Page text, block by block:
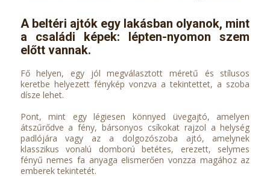
A beltéri ajtók egy lakásban olyanok, mint
a családi képek: lépten-nyomon szem
előtt vannak.
Fő helyen, egy jól megválasztott méretű és stílusos
keretbe helyezett fénykép vonzva a tekintettet, a szoba
dísze lehet.
Pont, mint egy légiesen könnyed üvegajtó, amelyen
átszűrődve a fény, bársonyos csíkokat rajzol a helység
padlójára vagy az a dolgozószoba ajtó, amelynek
klasszikus vonalú domború betétes, erezett, selymes
fényű nemes fa anyaga elismerően vonzza magához az
emberek tekintetét.